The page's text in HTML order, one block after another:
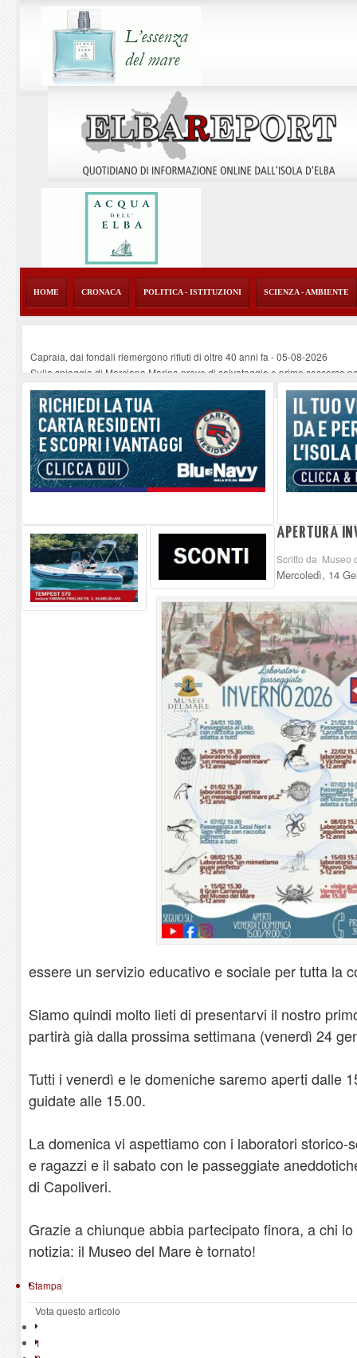
HOME CRONACA POLITICA - ISTITUZIONI SCIENZA - AMBIENTE
Capraia, dai fondali riemergono rifiuti di oltre 40 anni fa -05-08-2026
Sulla spiaggia di Marciana Marina prove di salvataggio e primo soccorso
Rotta Elba–Bali: il viaggio impossibile di Moira Lena Tassi approda al
Il 9 e 11 agosto, due passeggiate alla scoperta di chiese, santi, antichi
Danilo Casali, marinaio decorato dell’Elba e la straordinaria traversata con
APERTURA
Scritto da Museo
Mercoledì, 14
essere un servizio educativo e sociale per tutta la
Siamo quindi molto lieti di presentarvi il nostro
partirà già dalla prossima settimana (venerdì 24
Tutti i venerdì e le domeniche saremo aperti dalle
guidate alle 15.00.
La domenica vi aspettiamo con i laboratori storico-
e ragazzi e il sabato con le passeggiate
di Capoliveri.
Grazie a chiunque abbia partecipato finora, a chi
notizia: il Museo del Mare è tornato!
Stampa
Vota questo articolo
1